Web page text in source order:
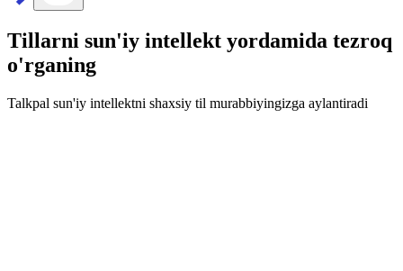
Tillarni sun'iy intellekt yordamida tezroq
o'rganing
Talkpal sun'iy intellektni shaxsiy til murabbiyingizga aylantiradi